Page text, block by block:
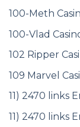
100-Meth
100-Vlad
102 Ripper
109 Marvel
11) 2470 links
11) 2470 links